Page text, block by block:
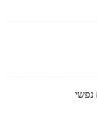
נפשי